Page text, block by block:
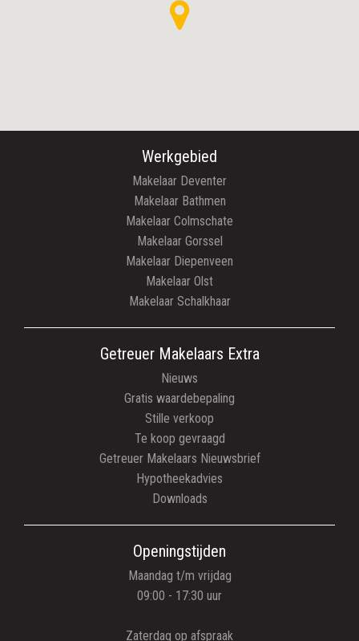
Werkgebied
Makelaar Deventer
Makelaar Bathmen
Makelaar Colmschate
Makelaar Gorssel
Makelaar Diepenveen
Makelaar Olst
Makelaar Schalkhaar
Getreuer Makelaars Extra
Nieuws
Gratis waardebepaling
Stille verkoop
Te koop gevraagd
Getreuer Makelaars Nieuwsbrief
Hypotheekadvies
Downloads
Openingstijden
Maandag t/m vrijdag
09:00 - 17:30 uur
Zaterdag op afspraak